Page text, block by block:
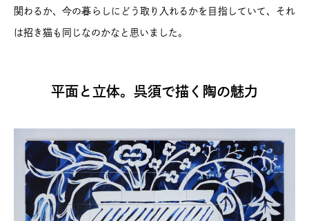
関わるか、今の暮らしにどう取り入れるかを目指していて、それ
は招き猫も同じなのかなと思いました。
平面と立体。呉須で描く陶の魅力